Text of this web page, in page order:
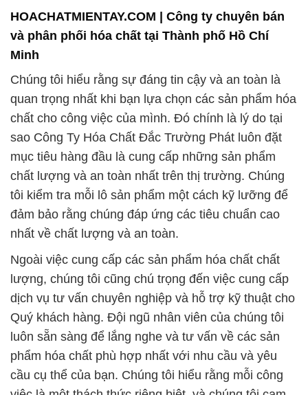
HOACHATMIENTAY.COM | Công ty chuyên bán
và phân phối hóa chất tại Thành phố Hồ Chí
Minh
Chúng tôi hiểu rằng sự đáng tin cậy và an toàn là
quan trọng nhất khi bạn lựa chọn các sản phẩm hóa
chất cho công việc của mình. Đó chính là lý do tại
sao Công Ty Hóa Chất Đắc Trường Phát luôn đặt
mục tiêu hàng đầu là cung cấp những sản phẩm
chất lượng và an toàn nhất trên thị trường. Chúng
tôi kiểm tra mỗi lô sản phẩm một cách kỹ lưỡng để
đảm bảo rằng chúng đáp ứng các tiêu chuẩn cao
nhất về chất lượng và an toàn.
Ngoài việc cung cấp các sản phẩm hóa chất chất
lượng, chúng tôi cũng chú trọng đến việc cung cấp
dịch vụ tư vấn chuyên nghiệp và hỗ trợ kỹ thuật cho
Quý khách hàng. Đội ngũ nhân viên của chúng tôi
luôn sẵn sàng để lắng nghe và tư vấn về các sản
phẩm hóa chất phù hợp nhất với nhu cầu và yêu
cầu cụ thể của bạn. Chúng tôi hiểu rằng mỗi công